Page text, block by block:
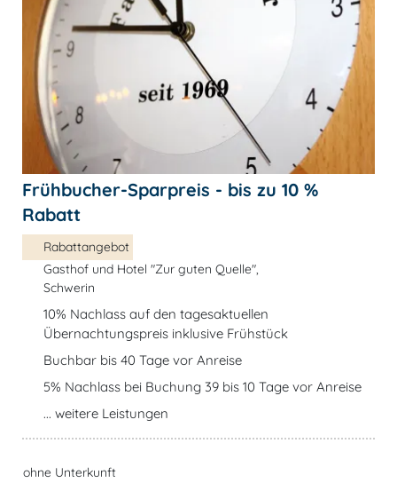
Frühbucher-Sparpreis - bis zu 10 %
Rabatt
Rabattangebot
Gasthof und Hotel "Zur guten Quelle",
Schwerin
10% Nachlass auf den tagesaktuellen
Übernachtungspreis inklusive Frühstück
Buchbar bis 40 Tage vor Anreise
5% Nachlass bei Buchung 39 bis 10 Tage vor Anreise
... weitere Leistungen
ohne Unterkunft